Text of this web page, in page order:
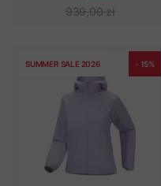
939,00 zł
SUMMER SALE 2026 - 15%